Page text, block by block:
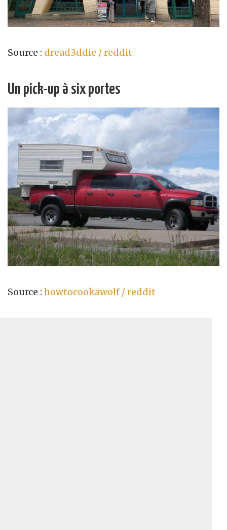
Source : dread3ddie / reddit
Un pick-up à six portes
Source : howtocookawolf / reddit